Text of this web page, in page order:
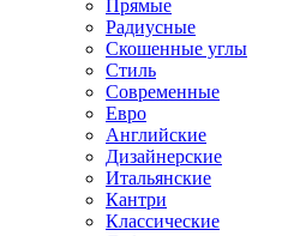
Прямые
Радиусные
Скошенные углы
Стиль
Современные
Евро
Английские
Дизайнерские
Итальянские
Кантри
Классические